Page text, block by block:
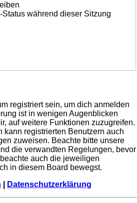
Status während dieser Sitzung
registriert sein, um dich anmelden
ist in wenigen Augenblicken
auf weitere Funktionen zuzugreifen.
kann registrierten Benutzern auch
zuweisen. Beachte bitte unsere
die verwandten Regelungen, bevor
auch die jeweiligen
in diesem Board bewegst.
Datenschutzerklärung